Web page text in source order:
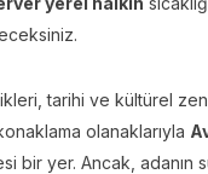
tarihi ve kültürel
olanaklarıyla
bir yer. Ancak, adanın